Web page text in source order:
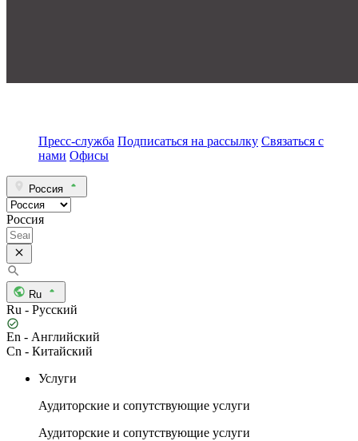
Пресс-служба Подписаться на рассылку Связаться с
нами Офисы
Россия
Россия
Ru
Ru - Русский
En - Английский
Cn - Китайский
Услуги
Аудиторские и сопутствующие услуги
Аудиторские и сопутствующие услуги